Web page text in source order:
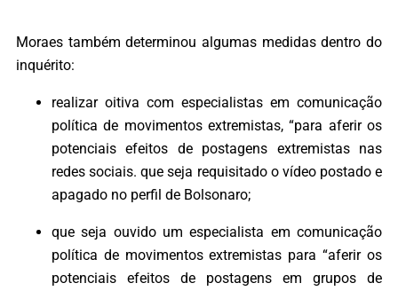
Moraes também determinou algumas medidas dentro do
inquérito:
realizar oitiva com especialistas em comunicação
política de movimentos extremistas, “para aferir os
potenciais efeitos de postagens extremistas nas
redes sociais. que seja requisitado o vídeo postado e
apagado no perfil de Bolsonaro;
que seja ouvido um especialista em comunicação
política de movimentos extremistas para “aferir os
potenciais efeitos de postagens em grupos de